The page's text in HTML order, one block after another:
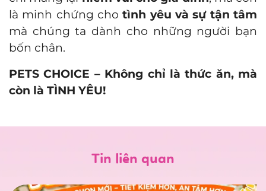
là minh chứng chotình yêu và sự tận tâm
mà chúng ta dành cho những người bạn
bốn chân.
PETS CHOICE – Không chỉ là thức ăn, mà
còn là TÌNH YÊU!
Tin liên quan